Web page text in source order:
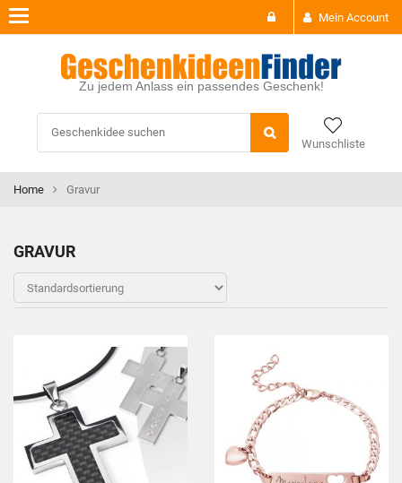
Mein Account
Zu jedem Anlass ein passendes Geschenk!
Wunschliste
Toggle
navigation
Home Gravur
GRAVUR